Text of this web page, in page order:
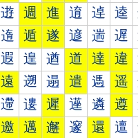
逰 週 進 逳 逴 逵
遀 遁 遂 遃 遄 遅
遐 遑 遒 道 達 違
遠 遡 遢 遣 遤 遥
遰 遱 遲 遳 遴 遵
邀 邁 邂 邃 還 邅